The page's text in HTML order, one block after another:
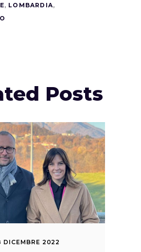
, LOMBARDIA,
Posts
DICEMBRE 2022